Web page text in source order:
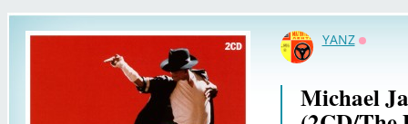
YANZ
Michael